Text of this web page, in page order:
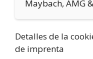
Maybach, AMG
Detalles de la
de imprenta